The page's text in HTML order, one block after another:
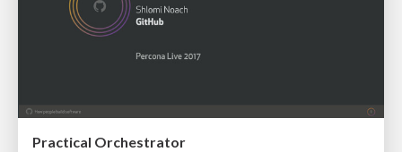
Practical Orchestrator